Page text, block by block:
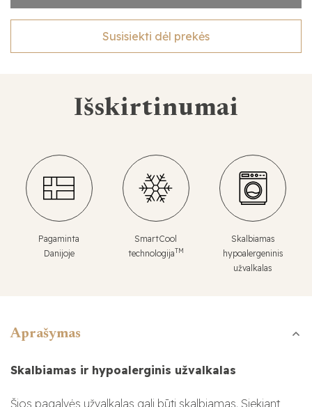
Susisiekti dėl prekės
Išskirtinumai
Pagaminta
Danijoje
SmartCool
technologijaTM
Skalbiamas
hypoalergeninis
užvalkalas
Aprašymas
Skalbiamas ir hypoalerginis užvalkalas
Šios pagalvės užvalkalas gali būti skalbiamas. Siekiant